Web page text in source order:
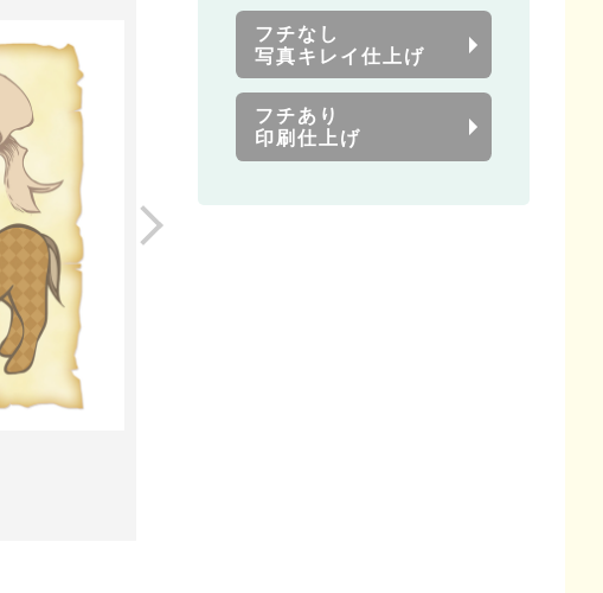
フチなし
写真キレイ仕上げ
フチあり
印刷仕上げ